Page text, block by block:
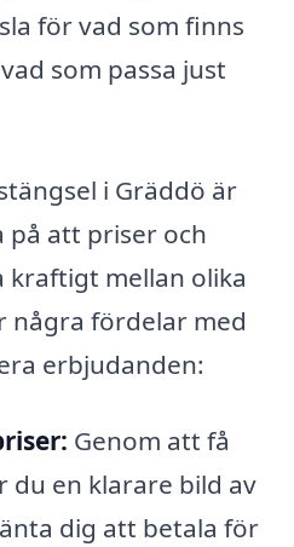
för vad som finns
som passa just
i Gräddö är
att priser och
mellan olika
några fördelar med
erbjudanden:
Genom att få
en klarare bild av
dig att betala för